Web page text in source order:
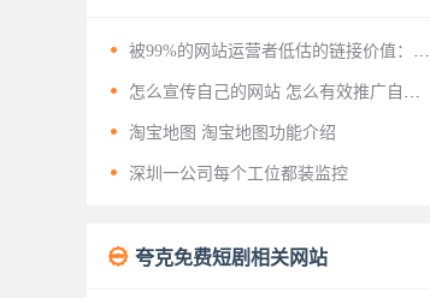
 被99%的网站运营者低估的链接价值：揭
开友情链接背后的十二层战略意义
 怎么宣传自己的网站 怎么有效推广自己
的网站？
 淘宝地图 淘宝地图功能介绍
 深圳一公司每个工位都装监控
 夸克免费短剧相关网站